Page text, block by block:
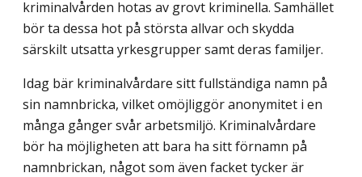
kriminalvården hotas av grovt kriminella. Samhället
bör ta dessa hot på största allvar och skydda
särskilt utsatta yrkesgrupper samt deras familjer.
Idag bär kriminalvårdare sitt fullständiga namn på
sin namnbricka, vilket omöjliggör anonymitet i en
många gånger svår arbetsmiljö. Kriminalvårdare
bör ha möjligheten att bara ha sitt förnamn på
namnbrickan, något som även facket tycker är